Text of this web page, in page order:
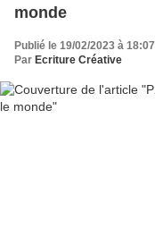
monde
Publié le 19/02/2023 à 18:07
Par Ecriture Créative